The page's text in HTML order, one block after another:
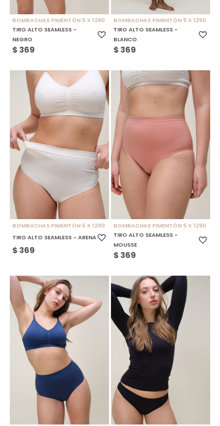
BOMBACHAS PIMENTÓN 5 X 1290
TIRO ALTO SEAMLESS -
NEGRO
$ 369
BOMBACHAS PIMENTÓN 5 X 1290
TIRO ALTO SEAMLESS -
BLANCO
$ 369
BOMBACHAS PIMENTÓN 5 X 1290
TIRO ALTO SEAMLESS - ARENA
$ 369
BOMBACHAS PIMENTÓN 5 X 1290
TIRO ALTO SEAMLESS -
MOUSSE
$ 369